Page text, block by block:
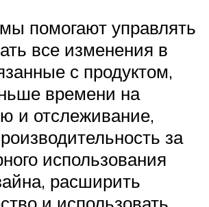
помогают управлять
все изменения в
с продуктом,
времени на
и отслеживание,
за
использования
расширить